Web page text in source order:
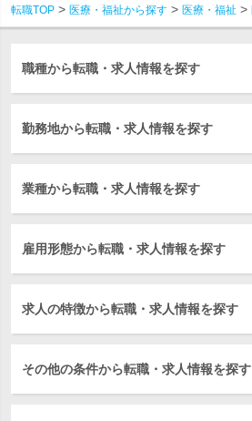
転職TOP 医療・福祉から探す 医療・福祉
職種から転職・求人情報を探す
勤務地から転職・求人情報を探す
業種から転職・求人情報を探す
雇用形態から転職・求人情報を探す
求人の特徴から転職・求人情報を探す
その他の条件から転職・求人情報を探す